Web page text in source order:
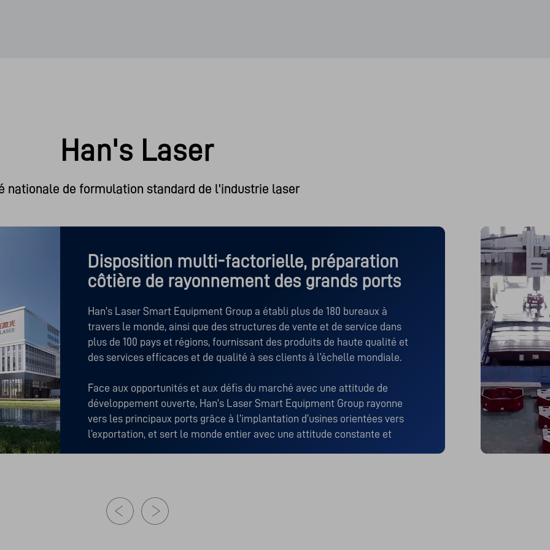
Han's Laser
nationale de formulation standard de l'industrie laser
Disposition multi-factorielle, préparation
côtière de rayonnement des grands ports
Han's Laser Smart Equipment Group a établi plus de 180 bureaux à
travers le monde, ainsi que des structures de vente et de service dans
plus de 100 pays et régions, fournissant des produits de haute qualité et
des services efficaces et de qualité à ses clients à l’échelle mondiale.
Face aux opportunités et aux défis du marché avec une attitude de
développement ouverte, Han's Laser Smart Equipment Group rayonne
vers les principaux ports grâce à l’implantation d’usines orientées vers
l’exportation, et sert le monde entier avec une attitude constante et